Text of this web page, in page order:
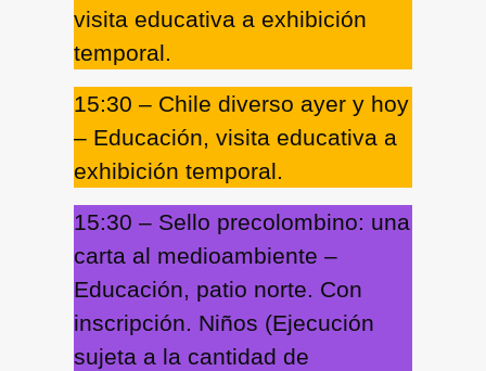
visita educativa a exhibición
temporal.
15:30 – Chile diverso ayer y hoy
– Educación, visita educativa a
exhibición temporal.
15:30 – Sello precolombino: una
carta al medioambiente –
Educación, patio norte. Con
inscripción. Niños (Ejecución
sujeta a la cantidad de